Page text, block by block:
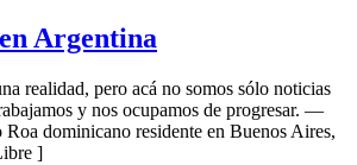
Argentina
realidad, pero acá no somos sólo noticias
y nos ocupamos de progresar. —
dominicano residente en Buenos Aires,
]